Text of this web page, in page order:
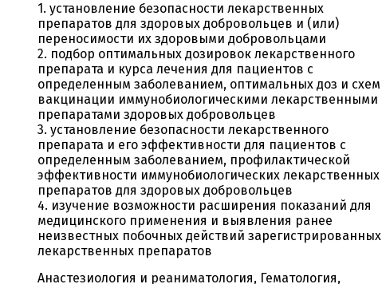
1. установление безопасности лекарственных
препаратов для здоровых добровольцев и (или)
переносимости их здоровыми добровольцами
2. подбор оптимальных дозировок лекарственного
препарата и курса лечения для пациентов с
определенным заболеванием, оптимальных доз и схем
вакцинации иммунобиологическими лекарственными
препаратами здоровых добровольцев
3. установление безопасности лекарственного
препарата и его эффективности для пациентов с
определенным заболеванием, профилактической
эффективности иммунобиологических лекарственных
препаратов для здоровых добровольцев
4. изучение возможности расширения показаний для
медицинского применения и выявления ранее
неизвестных побочных действий зарегистрированных
лекарственных препаратов
Анастезиология и реаниматология, Гематология,